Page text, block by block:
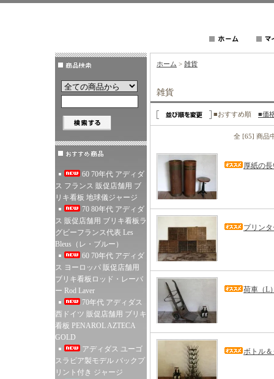
60 70年代 アディダ
ス フランス 販促店舗用 ブ
リキ看板 地球儀ジャージ
70 80年代 アディダ
ス 販促店舗用 ブリキ看板ラ
グビーフランス代表 Les
Bleus（レ・ブルー）
60 70年代 アディダ
ス ヨーロッパ 販促店舗用
ブリキ看板ロッド・レーバ
ー Rod Laver
70年代 アディダス
西ドイツ 販促店舗用 ブリキ
看板 PENAROL AZTECA
GOLD
アディダス ユーゴ
スラビア製モデル バックプ
リント付き ジャージ
ホーム > 雑貨
雑貨
■おすすめ順 ■価
全 [65] 商品
厚紙の
プリン
荷車（L
ボトル